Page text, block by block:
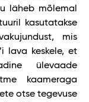
läheb mõlemal
kasutatakse
mis
lava keskele, et
ülevaade
kaameraga
otse tegevuse